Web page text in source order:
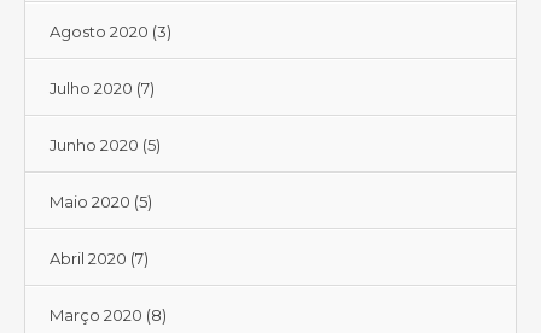
Agosto 2020 (3)
Julho 2020 (7)
Junho 2020 (5)
Maio 2020 (5)
Abril 2020 (7)
Março 2020 (8)